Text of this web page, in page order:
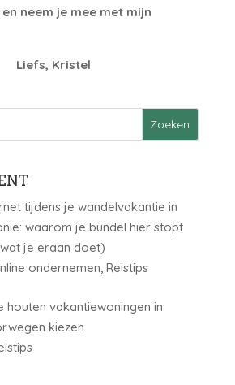
neem je mee met mijn
Liefs, Kristel
tijdens je wandelvakantie in
waarom je bundel hier stopt
je eraan doet)
ondernemen, Reistips
houten vakantiewoningen in
kiezen